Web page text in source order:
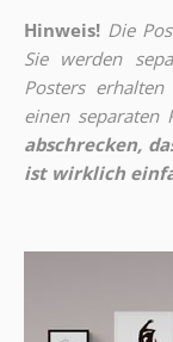
Hinweis! Die
Sie werden
Posters
einen separaten
abschrecken,
ist wirklich